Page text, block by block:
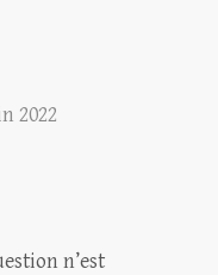
2022
n’est